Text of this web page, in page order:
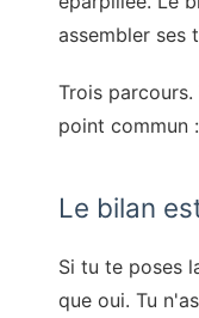
assembler ses
Trois
point commun :
Le bilan
Si tu te poses
que oui. Tu